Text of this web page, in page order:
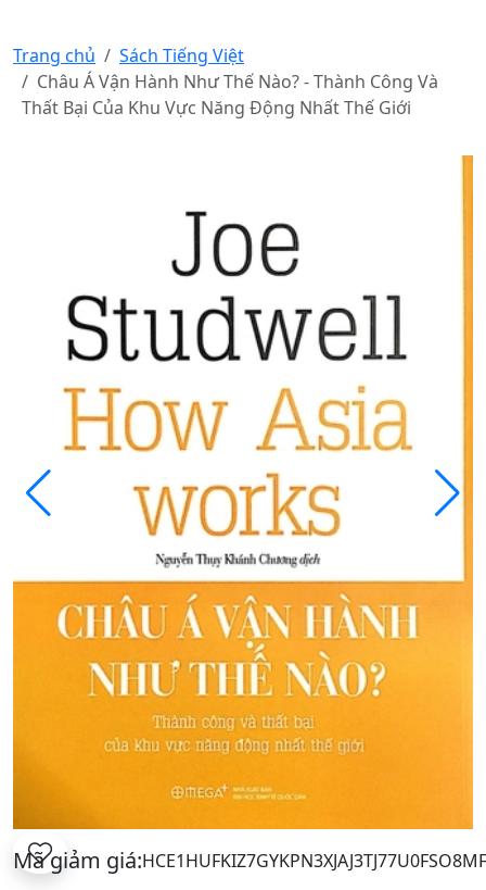
Trang chủ
Sách Tiếng Việt
Châu Á Vận Hành Như Thế Nào? - Thành Công Và
Thất Bại Của Khu Vực Năng Động Nhất Thế Giới
Mã giảm giá:HCE1HUFKIZ7GYKPN3XJAJ3TJ